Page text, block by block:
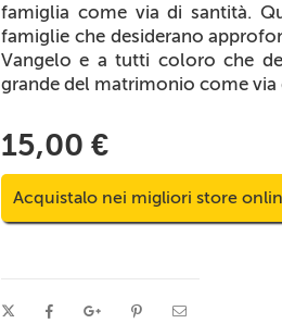
famiglia come via di santità.
famiglie che desiderano
Vangelo e a tutti coloro che
grande del matrimonio come via
15,00 €
Acquistalo nei migliori store